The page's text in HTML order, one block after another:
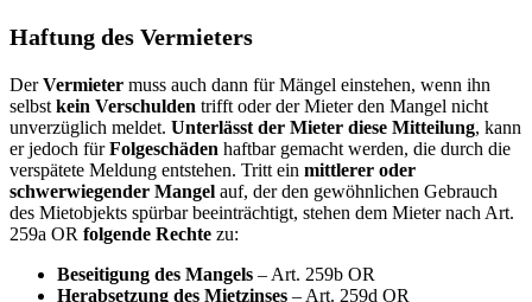
Haftung des Vermieters
DerVermieter muss auch dann für Mängel einstehen, wenn ihn
selbst kein Verschulden trifft oder der Mieter den Mangel nicht
unverzüglich meldet. Unterlässt der Mieter diese Mitteilung, kann
er jedoch fürFolgeschäden haftbar gemacht werden, die durch die
verspätete Meldung entstehen. Tritt ein mittlerer oder
schwerwiegender Mangel auf, der den gewöhnlichen Gebrauch
des Mietobjekts spürbar beeinträchtigt, stehen dem Mieter nach Art.
259a OR folgende Rechte zu:
Beseitigung des Mangels – Art. 259b OR
Herabsetzung des Mietzinses – Art. 259d OR